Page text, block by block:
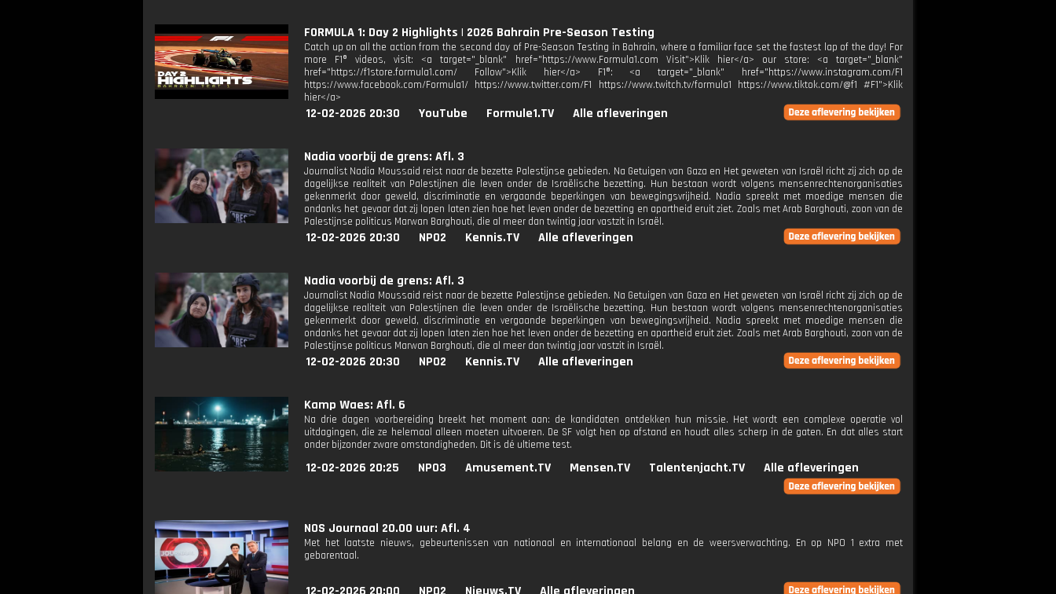
FORMULA 1: Day 2 Highlights | 2026 Bahrain Pre-Season Testing
Catch up on all the action from the second day of Pre-Season Testing in Bahrain, where a familiar face set the fastest lap of the day! For
more F1® videos, visit: <a target="_blank" href="https://www.Formula1.com Visit">Klik hier</a> our store: <a target="_blank"
href="https://f1store.formula1.com/ Follow">Klik hier</a> F1®: <a target="_blank" href="https://www.instagram.com/F1
https://www.facebook.com/Formula1/ https://www.twitter.com/F1 https://www.twitch.tv/formula1 https://www.tiktok.com/@f1 #F1">Klik
hier</a>
12-02-2026 20:30 YouTube Formule1.TV Alle afleveringen
Nadia voorbij de grens: Afl. 3
Journalist Nadia Moussaid reist naar de bezette Palestijnse gebieden. Na Getuigen van Gaza en Het geweten van Israël richt zij zich op de
dagelijkse realiteit van Palestijnen die leven onder de Israëlische bezetting. Hun bestaan wordt volgens mensenrechtenorganisaties
gekenmerkt door geweld, discriminatie en vergaande beperkingen van bewegingsvrijheid. Nadia spreekt met moedige mensen die
ondanks het gevaar dat zij lopen laten zien hoe het leven onder de bezetting en apartheid eruit ziet. Zoals met Arab Barghouti, zoon van de
Palestijnse politicus Marwan Barghouti, die al meer dan twintig jaar vastzit in Israël.
12-02-2026 20:30 NPO2 Kennis.TV Alle afleveringen
Nadia voorbij de grens: Afl. 3
Journalist Nadia Moussaid reist naar de bezette Palestijnse gebieden. Na Getuigen van Gaza en Het geweten van Israël richt zij zich op de
dagelijkse realiteit van Palestijnen die leven onder de Israëlische bezetting. Hun bestaan wordt volgens mensenrechtenorganisaties
gekenmerkt door geweld, discriminatie en vergaande beperkingen van bewegingsvrijheid. Nadia spreekt met moedige mensen die
ondanks het gevaar dat zij lopen laten zien hoe het leven onder de bezetting en apartheid eruit ziet. Zoals met Arab Barghouti, zoon van de
Palestijnse politicus Marwan Barghouti, die al meer dan twintig jaar vastzit in Israël.
12-02-2026 20:30 NPO2 Kennis.TV Alle afleveringen
Kamp Waes: Afl. 6
Na drie dagen voorbereiding breekt het moment aan: de kandidaten ontdekken hun missie. Het wordt een complexe operatie vol
uitdagingen, die ze helemaal alleen moeten uitvoeren. De SF volgt hen op afstand en houdt alles scherp in de gaten. En dat alles start
onder bijzonder zware omstandigheden. Dit is dé ultieme test.
12-02-2026 20:25 NPO3 Amusement.TV Mensen.TV Talentenjacht.TV Alle afleveringen
NOS Journaal 20.00 uur: Afl. 4
Met het laatste nieuws, gebeurtenissen van nationaal en internationaal belang en de weersverwachting. En op NPO 1 extra met
gebarentaal.